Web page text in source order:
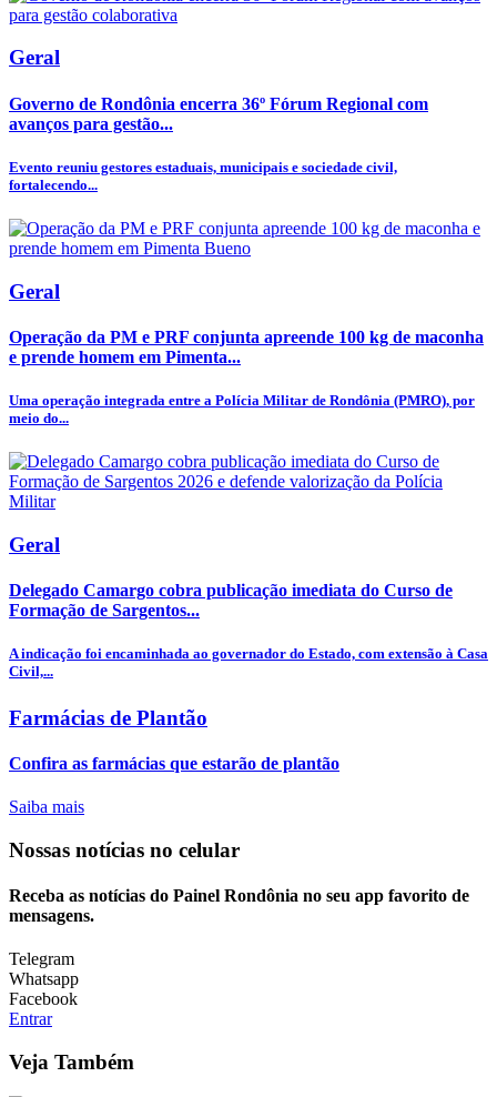
Geral
Governo de Rondônia encerra 36º Fórum Regional com
avanços para gestão...
Evento reuniu gestores estaduais, municipais e sociedade civil,
fortalecendo...
Geral
Operação da PM e PRF conjunta apreende 100 kg de maconha
e prende homem em Pimenta...
Uma operação integrada entre a Polícia Militar de Rondônia (PMRO), por
meio do...
Geral
Delegado Camargo cobra publicação imediata do Curso de
Formação de Sargentos...
A indicação foi encaminhada ao governador do Estado, com extensão à Casa
Civil,...
Farmácias de Plantão
Confira as farmácias que estarão de plantão
Saiba mais
Nossas notícias no celular
Receba as notícias do Painel Rondônia no seu app favorito de
mensagens.
Telegram
Whatsapp
Facebook
Entrar
Veja Também